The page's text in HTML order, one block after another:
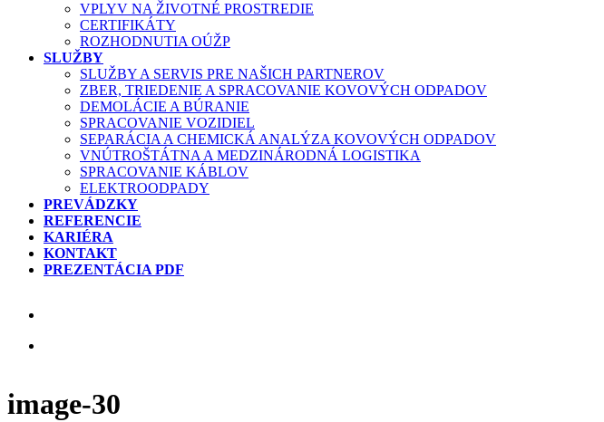
VPLYV NA ŽIVOTNÉ PROSTREDIE
CERTIFIKÁTY
ROZHODNUTIA OÚŽP
SLUŽBY
SLUŽBY A SERVIS PRE NAŠICH PARTNEROV
ZBER, TRIEDENIE A SPRACOVANIE KOVOVÝCH ODPADOV
DEMOLÁCIE A BÚRANIE
SPRACOVANIE VOZIDIEL
SEPARÁCIA A CHEMICKÁ ANALÝZA KOVOVÝCH ODPADOV
VNÚTROŠTÁTNA A MEDZINÁRODNÁ LOGISTIKA
SPRACOVANIE KÁBLOV
ELEKTROODPADY
PREVÁDZKY
REFERENCIE
KARIÉRA
KONTAKT
PREZENTÁCIA PDF
image-30